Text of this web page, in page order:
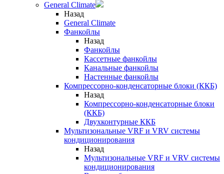
General Climate
Назад
General Climate
Фанкойлы
Назад
Фанкойлы
Кассетные фанкойлы
Канальные фанкойлы
Настенные фанкойлы
Компрессорно-конденсаторные блоки (ККБ)
Назад
Компрессорно-конденсаторные блоки
(ККБ)
Двухконтурные ККБ
Мультизональные VRF и VRV системы
кондиционирования
Назад
Мультизональные VRF и VRV системы
кондиционирования